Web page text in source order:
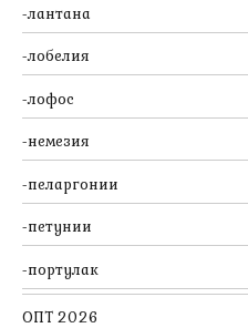
лантана
лобелия
лофос
немезия
пеларгонии
петунии
портулак
ОПТ 2026